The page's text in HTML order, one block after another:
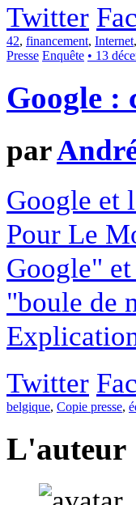
Twitter
42, financement, Internet,
Presse Enquête • 13
Google :
par
Google et
Pour Le
Google"
"boule de
Twitter
belgique, Copie presse,
L'auteur